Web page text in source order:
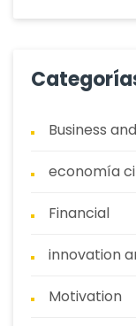
Business
economía
Financial
innovation
Motivation